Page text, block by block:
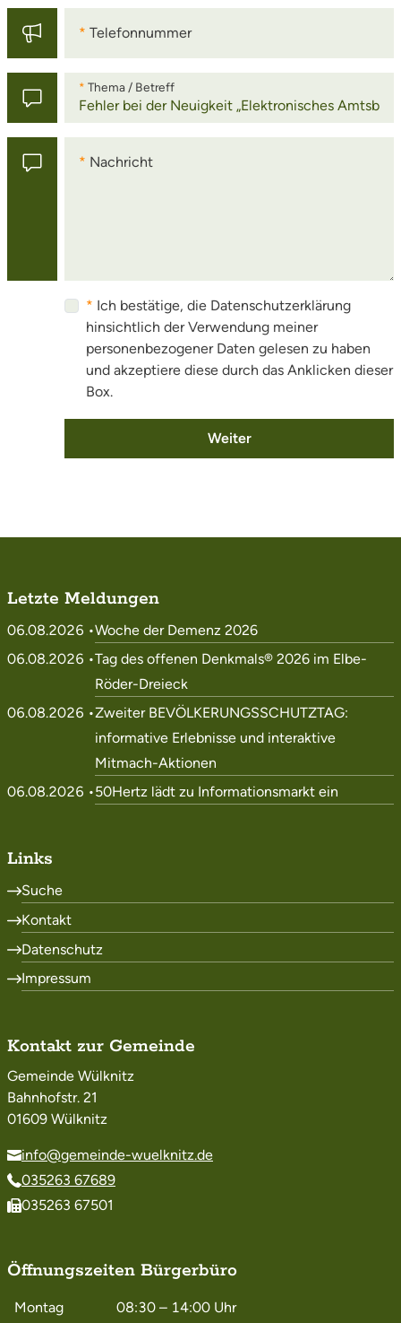
TelefonnummerTelefonnummer
Thema / Betreff
Thema / Betreff
Nachricht Nachricht
Ich bestätige, die Datenschutzerklärung
hinsichtlich der Verwendung meiner
personenbezogener Daten gelesen zu haben
und akzeptiere diese durch das Anklicken dieser
Box.
Weiter
Letzte Meldungen
06.08.2026 •Woche der Demenz 2026
06.08.2026 •Tag des offenen Denkmals® 2026 im Elbe-
Röder-Dreieck
06.08.2026 •Zweiter BEVÖLKERUNGSSCHUTZTAG:
informative Erlebnisse und interaktive
Mitmach-Aktionen
06.08.2026 •50Hertz lädt zu Informationsmarkt ein
Links
Suche
Kontakt
Datenschutz
Impressum
Kontakt zur Gemeinde
Gemeinde Wülknitz
Bahnhofstr. 21
01609 Wülknitz
info@gemeinde-wuelknitz.de
035263 67689
035263 67501
Öffnungszeiten Bürgerbüro
Montag 08:30 – 14:00 Uhr